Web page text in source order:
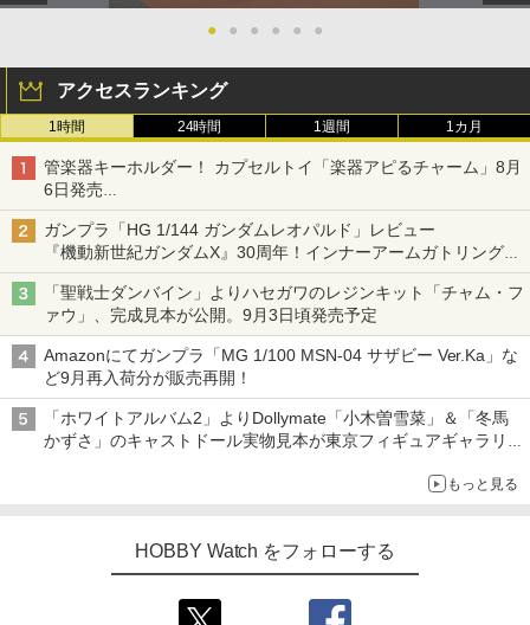
● ● ● ● ● ●
アクセスランキング
1時間 24時間 1週間 1カ月
管楽器キーホルダー！ カプセルトイ「楽器アピるチャーム」8月
6日発売
チューバ、テナサクなど5種各3色
ガンプラ「HG 1/144 ガンダムレオパルド」レビュー
『機動新世紀ガンダムX』30周年！インナーアームガトリングの
変形機構まで再現し最新フォーマットでキット化！
「聖戦士ダンバイン」よりハセガワのレジンキット「チャム・フ
ァウ」、完成見本が公開。9月3日頃発売予定
Amazonにてガンプラ「MG 1/100 MSN-04 サザビー Ver.Ka」な
ど9月再入荷分が販売再開！
「ホワイトアルバム2」よりDollymate「小木曽雪菜」＆「冬馬
かずさ」のキャストドール実物見本が東京フィギュアギャラリー
もっと見る
HOBBY Watch をフォローする